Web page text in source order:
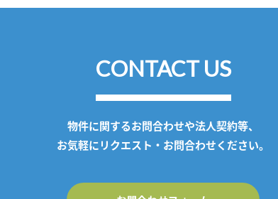
CONTACT US
物件に関するお問合わせや法人契約等、
お気軽にリクエスト・お問合わせください。